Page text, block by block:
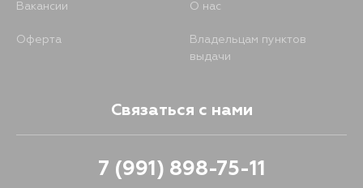
Вакансии О нас
Оферта
Владельцам пунктов
выдачи
Связаться с нами
7 (991) 898-75-11